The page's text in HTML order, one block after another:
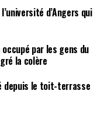
d’Angers qui
par les gens du
la colère
depuis le toit-terrasse